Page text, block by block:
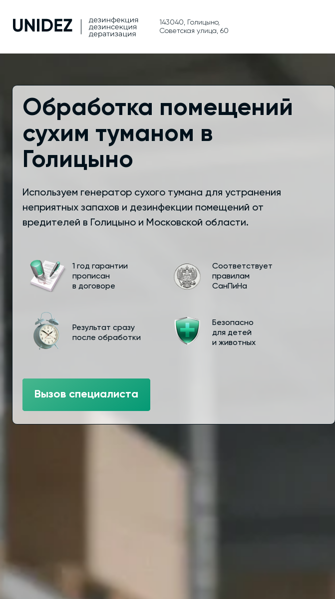
143040, Голицыно,
Советская улица, 60
Обработка помещений
сухим туманом в
Голицыно
Используем генератор сухого тумана для устранения
неприятных запахов и дезинфекции помещений от
вредителей в Голицыно и Московской области.
1 год гарантии
прописан
в договоре
Соответствует
правилам
СанПиНа
Результат сразу
после обработки
Безопасно
для детей
и животных
Вызов специалиста